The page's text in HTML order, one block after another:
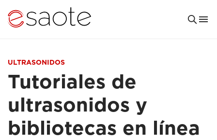
ULTRASONIDOS
Tutoriales de
ultrasonidos y
bibliotecas en línea